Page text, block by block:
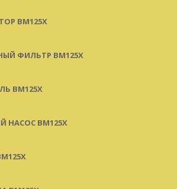
BM125X
ФИЛЬТР BM125X
BM125X
НАСОС BM125X